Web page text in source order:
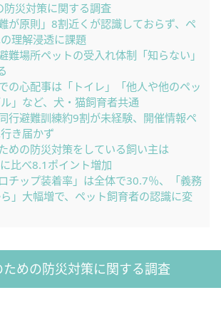
防災対策に関する調査
が原則」8割近くが認識しておらず、ペ
理解浸透に課題
難場所ペットの受入れ体制「知らない」
の心配事は「トイレ」「他人や他のペッ
」など、犬・猫飼育者共通
行避難訓練約9割が未経験、開催情報ペ
き届かず
めの防災対策をしている飼い主は
比べ8.1ポイント増加
チップ装着率」は全体で30.7％、「義務
」大幅増で、ペット飼育者の認識に変
めの防災対策に関する調査